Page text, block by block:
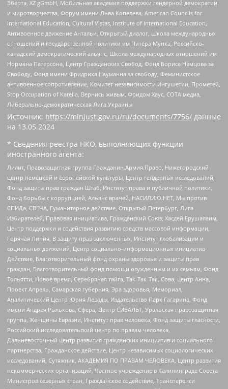
Эберта, XZ gGmbH, Мобильная академия поддержки гендерной демократии
и миротворчества, Форум имени Льва Копелева, American Councils for
International Education, Cultural Vistas, Institute of International Education,
Антивоенное движение Антальи, Открытый диалог, Школа международных
отношений и государственной политики им Питера Мунка, Российско-
канадский демократический альянс, Школа международных отношений им
Нормана Патерсона, Центр Гражданских Свобод, Фонд Бориса Немцова за
Свободу, Фонд имени Фридриха Науманна за свободу, Феминистское
антивоенное сопротивление, Комитет независимости Ингушетии, Прометей,
Stop Occupation of Karelia, Вернись живым, Фридом Хаус, СОТА медиа,
Либерально-демократическая Лига Украины
Источник: https://minjust.gov.ru/ru/documents/7756/ данные
на 13.05.2024
* Сведения реестра НКО, выполняющих функции
иностранного агента:
Лилит, Правозащитная группа Гражданин.Армия.Право, Нижегородский
центр немецкой и европейской культуры, Центр гендерных исследований,
Фонд защиты прав граждан Штаб, Институт права и публичной политики,
Фонд борьбы с коррупцией, Альянс врачей, НАСИЛИЮ.НЕТ, Мы против
СПИДа, СВЕЧА, Гуманитарное действие, Открытый Петербург, Лига
Избирателей, Правовая инициатива, Гражданский Союз, Хасдей Ерушалаим,
Центр поддержки и содействия развитию средств массовой информации,
Горячая Линия, В защиту прав заключенных, Институт глобализации и
социальных движений, Центр социально-информационных инициатив
Действие, Благотворительный фонд охраны здоровья и защиты прав
граждан, Благотворительный фонд помощи осужденным и их семьям, Фонд
Тольятти, Новое время, Серебряная тайга, Так-Так-Так, Сова, центр Анна,
Проект Апрель, Самарская губерния, Эра здоровья, Мемориал,
Аналитический Центр Юрия Левады, Издательство Парк Гагарина, Фонд
имени Андрея Рылькова, Сфера, Центр СИБАЛЬТ, Уральская правозащитная
группа, Женщины Евразии, Институт прав человека, Фонд защиты гласности,
Российский исследовательский центр по правам человека,
Дальневосточный центр развития гражданских инициатив и социального
партнерства, Гражданское действие, Центр независимых социологических
исследований, Сутяжник, АКАДЕМИЯ ПО ПРАВАМ ЧЕЛОВЕКА, Центр развития
некоммерческих организаций, Частное учреждение в Калининграде Совета
Министров северных стран, Гражданское содействие, Трансперенси